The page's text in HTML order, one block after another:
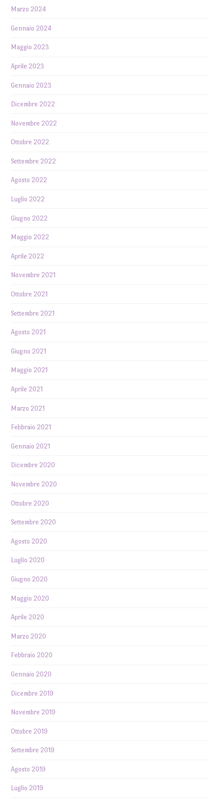
Marzo 2024
Gennaio 2024
Maggio 2023
Aprile 2023
Gennaio 2023
Dicembre 2022
Novembre 2022
Ottobre 2022
Settembre 2022
Agosto 2022
Luglio 2022
Giugno 2022
Maggio 2022
Aprile 2022
Novembre 2021
Ottobre 2021
Settembre 2021
Agosto 2021
Giugno 2021
Maggio 2021
Aprile 2021
Marzo 2021
Febbraio 2021
Gennaio 2021
Dicembre 2020
Novembre 2020
Ottobre 2020
Settembre 2020
Agosto 2020
Luglio 2020
Giugno 2020
Maggio 2020
Aprile 2020
Marzo 2020
Febbraio 2020
Gennaio 2020
Dicembre 2019
Novembre 2019
Ottobre 2019
Settembre 2019
Agosto 2019
Luglio 2019